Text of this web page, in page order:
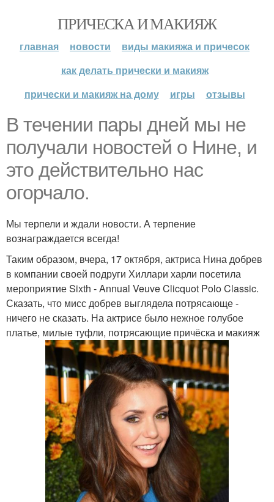
ПРИЧЕСКА И МАКИЯЖ
главная новости
виды макияжа и причесок
как делать прически и макияж
прически и макияж на дому
игры отзывы
В течении пары дней мы не
получали новостей о Нине, и
это действительно нас
огорчало.
Мы терпели и ждали новости. А терпение
вознаграждается всегда!
Таким образом, вчера, 17 октября, актриса Нина добрев
в компании своей подруги Хиллари харли посетила
мероприятие Sixth - Annual Veuve Clicquot Polo Classic.
Сказать, что мисс добрев выглядела потрясающе -
ничего не сказать. На актрисе было нежное голубое
платье, милые туфли, потрясающие причёска и макияж